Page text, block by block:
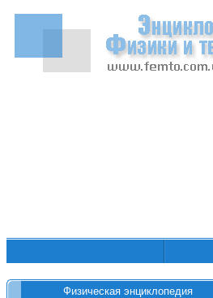
Физическая энциклопедия